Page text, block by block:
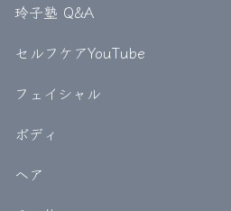
玲子塾 Q&A
セルフケアYouTube
フェイシャル
ボディ
ヘア